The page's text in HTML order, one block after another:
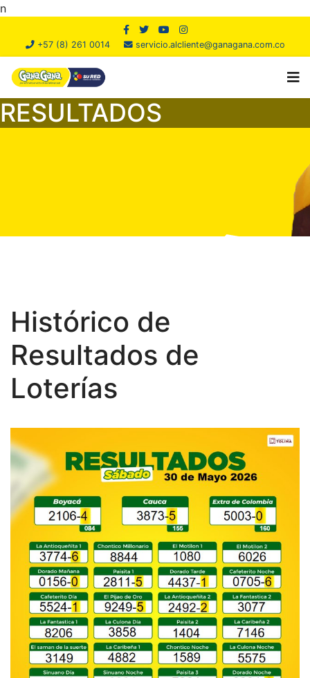
n
+57 (8) 261 0014 servicio.alcliente@ganagana.com.co
RESULTADOS
Histórico de
Resultados de
Loterías